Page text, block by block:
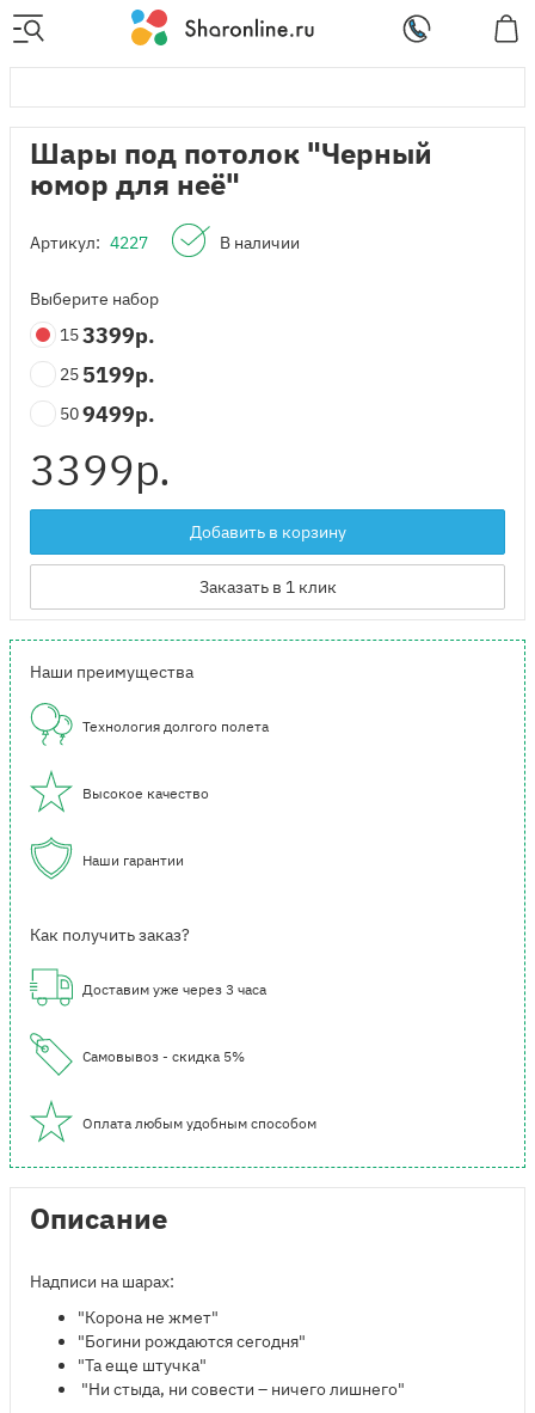
Шары под потолок "Черный
юмор для неё"
Артикул: 4227 В наличии
Выберите набор
153399р.
25 5199р.
509499р.
3399р.
Добавить в корзину
Заказать в 1 клик
Наши преимущества
Технология долгого полета
Высокое качество
Наши гарантии
Как получить заказ?
Доставим уже через 3 часа
Самовывоз - скидка 5%
Оплата любым удобным способом
Описание
Надписи на шарах:
"Корона не жмет"
"Богини рождаются сегодня"
"Та еще штучка"
"Ни стыда, ни совести – ничего лишнего"